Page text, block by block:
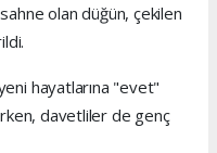
olan düğün, çekilen
hayatlarına "evet"
davetliler de genç